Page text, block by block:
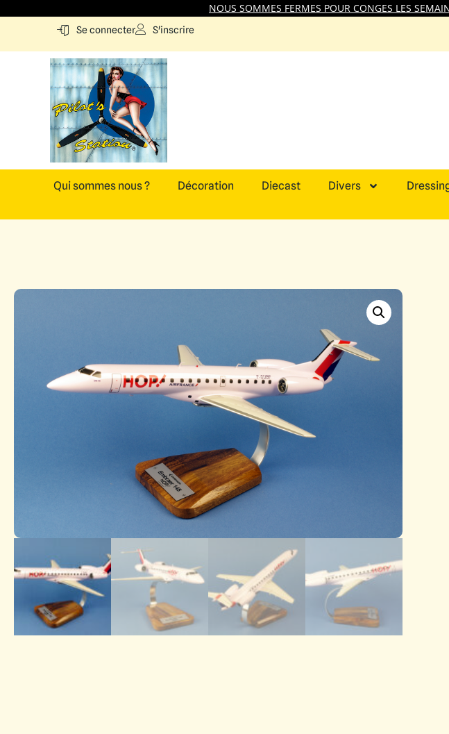
NOUS SOMMES FERMES POUR CONGES LES
Se connecter S'inscrire
Qui sommes nous ? Décoration Diecast Divers